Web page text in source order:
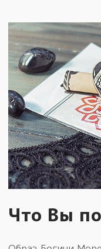
Что Вы